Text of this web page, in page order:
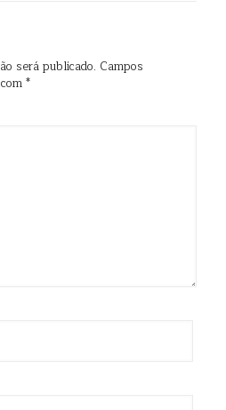
será publicado. Campos
*